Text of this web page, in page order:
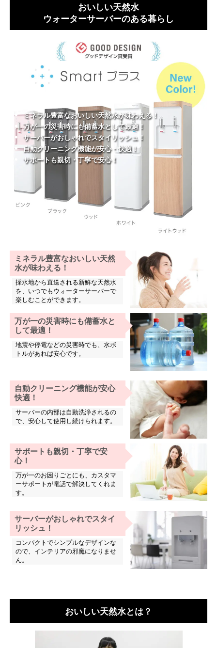
おいしい天然水
ウォーターサーバーのある暮らし
ミネラル豊富なおいしい天然水が味わえる！
万が一の災害時にも備蓄水として最適！
サーバーがおしゃれでスタイリッシュ！
自動クリーニング機能が安心・快適！
サポートも親切・丁寧で安心！
ミネラル豊富なおいしい天然
水が味わえる！
採水地から直送される新鮮な天然水
を、いつでもウォーターサーバーで
楽しむことができます。
万が一の災害時にも備蓄水と
して最適！
地震や停電などの災害時でも、水ボ
トルがあれば安心です。
自動クリーニング機能が安心
快適！
サーバーの内部は自動洗浄されるの
で、安心して使用し続けられます。
サポートも親切・丁寧で安
心！
万が一のお困りごとにも、カスタマ
ーサポートが電話で解決してくれま
す。
サーバーがおしゃれでスタイ
リッシュ！
コンパクトでシンプルなデザインな
ので、インテリアの邪魔になりませ
ん。
おいしい天然水とは？